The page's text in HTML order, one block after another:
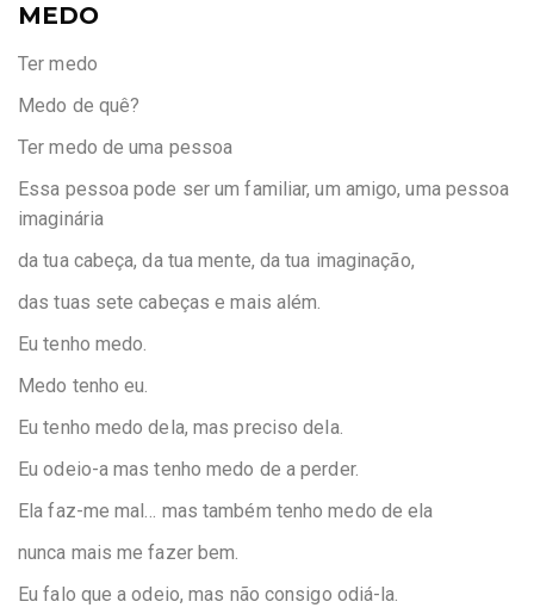
MEDO
Ter medo
Medo de quê?
Ter medo de uma pessoa
Essa pessoa pode ser um familiar, um amigo, uma pessoa
imaginária
da tua cabeça, da tua mente, da tua imaginação,
das tuas sete cabeças e mais além.
Eu tenho medo.
Medo tenho eu.
Eu tenho medo dela, mas preciso dela.
Eu odeio-a mas tenho medo de a perder.
Ela faz-me mal… mas também tenho medo de ela
nunca mais me fazer bem.
Eu falo que a odeio, mas não consigo odiá-la.